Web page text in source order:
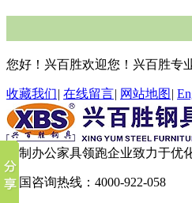
您好！兴百胜欢迎您！兴百胜专
收藏我们| 在线留言| 网站地图 |
钢制办公家具领跑企业致力于优
全国咨询热线： 4000-922-058